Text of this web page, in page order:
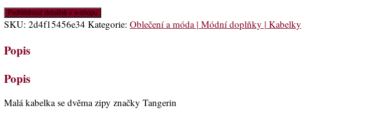
Prohlédnout detailně v e-shopu
SKU: 2d4f15456e34 Kategorie: Oblečení a móda | Módní doplňky | Kabelky
Popis
Popis
Malá kabelka se dvěma zipy značky Tangerin